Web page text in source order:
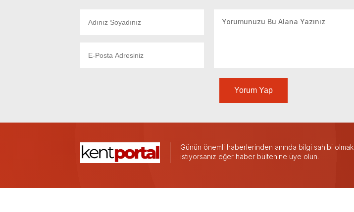
Yorum Yap
Günün önemli haberlerinden anında bilgi sahibi olmak
istiyorsanız eğer haber bültenine üye olun.